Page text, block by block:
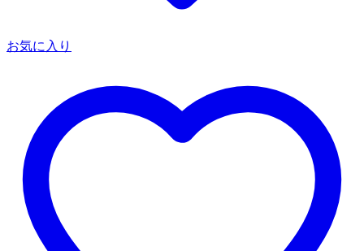
お気に入り